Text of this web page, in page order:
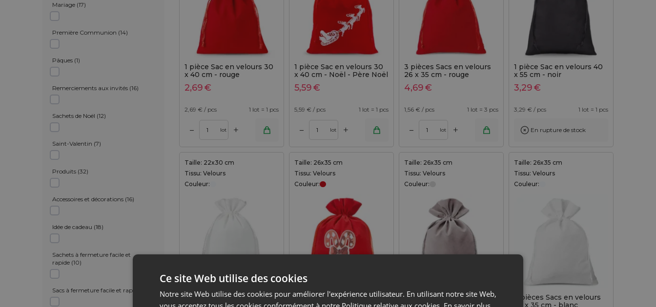
Mariage (17)
Première Communion (14)
Pâques (1)
Remerciements aux invités (16)
Sachets de Noël (12)
Saint-Valentin (7)
Produits (32)
Accessoires et décorations (16)
Idée de cadeau (18)
Sachets à fermeture facile et
rapide (10)
Sacs à fermeture facile et rapide
1 pièce Sac en velours 30
x 40 cm - rouge
2,69€
2,69 € / pcs 1 lot = 1 pcs
– lot +
1 pièce Sac en velours 30
x 40 cm - Noël - Père Noël
5,59€
5,59 € / pcs 1 lot = 1 pcs
– lot +
3 pièces Sacs en velours
26 x 35 cm - rouge
4,69€
1,56 € / pcs 1 lot = 3 pcs
– lot +
Ajouter au panier
1 pièce Sac en velours 40
x 55 cm - noir
3,29€
3,29 € / pcs 1 lot = 1 pcs
En rupture de stock
Taille: 22x30 cm
Tissu: Velours
Couleur:
5 pièces Sacs en velours
22 x 30 cm - blanc
Taille: 26x35 cm
Tissu: Velours
Couleur:
1 pièce Sac en velours 26 x
35 cm - Noël - la sucette
Taille: 26x35 cm
Tissu: Velours
Couleur:
3 pièces Sacs en velours
26 x 35 cm - argenté
Taille: 26x35 cm
Tissu: Velours
Couleur:
3 pièces Sacs en velours
26 x 35 cm - blanc
Ce site Web utilise des cookies
Notre site Web utilise des cookies pour améliorer l'expérience utilisateur. En utilisant notre site Web,